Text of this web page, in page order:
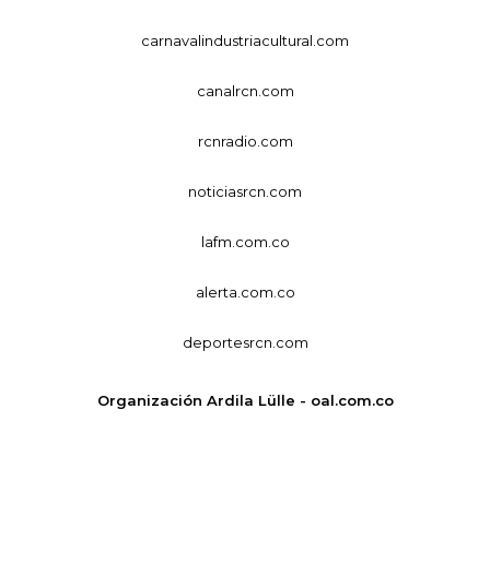
carnavalindustriacultural.com
canalrcn.com
rcnradio.com
noticiasrcn.com
lafm.com.co
alerta.com.co
deportesrcn.com
Organización Ardila Lülle - oal.com.co